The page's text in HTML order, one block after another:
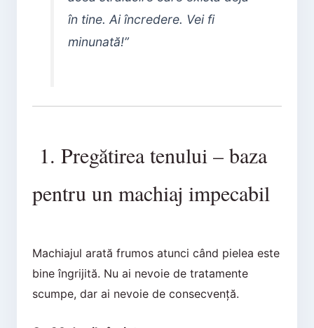
în tine. Ai încredere. Vei fi
minunată!”
1. Pregătirea tenului – baza
pentru un machiaj impecabil
Machiajul arată frumos atunci când pielea este
bine îngrijită. Nu ai nevoie de tratamente
scumpe, dar ai nevoie de consecvență.